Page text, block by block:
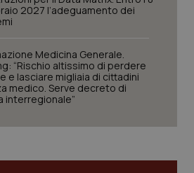
2027 l’adeguamento dei
Medicina Generale.
“Rischio altissimo di perdere
e lasciare migliaia di cittadini
medico. Serve decreto di
interregionale”
Statistici Marketing
contribuiscono a rendere fruibile il
funzionalità di base quali la